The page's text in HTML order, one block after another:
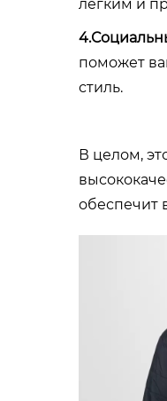
легким и
поможет
стиль.
В целом,
обеспечит